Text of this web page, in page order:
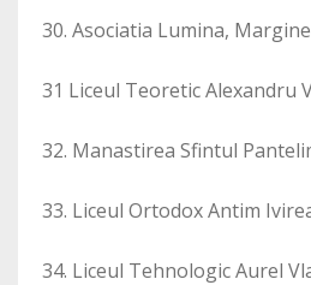
30. Asociatia Lumina,
31 Liceul Teoretic Alexandru
32. Manastirea Sfintul
33. Liceul Ortodox Antim
34. Liceul Tehnologic Aurel